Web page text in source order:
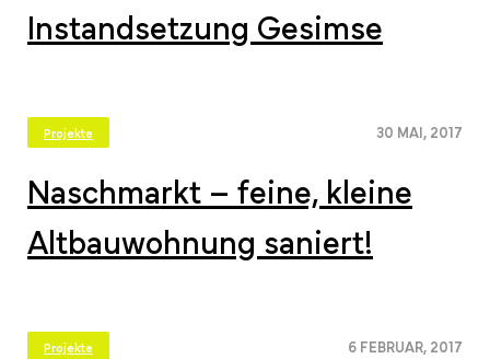
Instandsetzung Gesimse
Projekte 30 MAI, 2017
Naschmarkt – feine, kleine
Altbauwohnung saniert!
Projekte 6 FEBRUAR, 2017